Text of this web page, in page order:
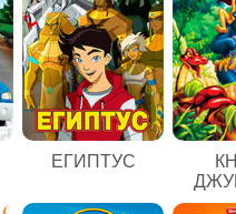
ЕГИПТУС